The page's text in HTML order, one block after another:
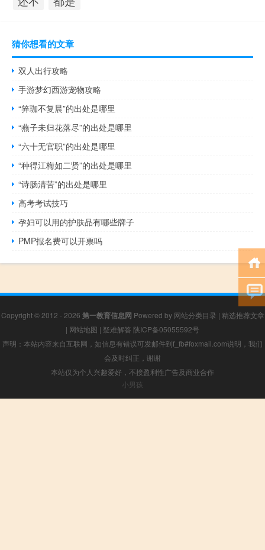
猜你想看的文章
双人出行攻略
手游梦幻西游宠物攻略
“笄珈不复晨”的出处是哪里
“燕子未归花落尽”的出处是哪里
“六十无官职”的出处是哪里
“种得江梅如二贤”的出处是哪里
“诗肠清苦”的出处是哪里
高考考试技巧
孕妇可以用的护肤品有哪些牌子
PMP报名费可以开票吗
Copyright © 2012 - 2026 第一教育信息网 Powered by 网站分类目录 | 精选推荐文章
| 网站地图 | 疑难解答 陕ICP备05055592号
声明：本站内容来自互联网，如信息有错误可发邮件到f_fb#foxmail.com说明，我们
会及时纠正，谢谢
本站仅为个人兴趣爱好，不接盈利性广告及商业合作
小男孩